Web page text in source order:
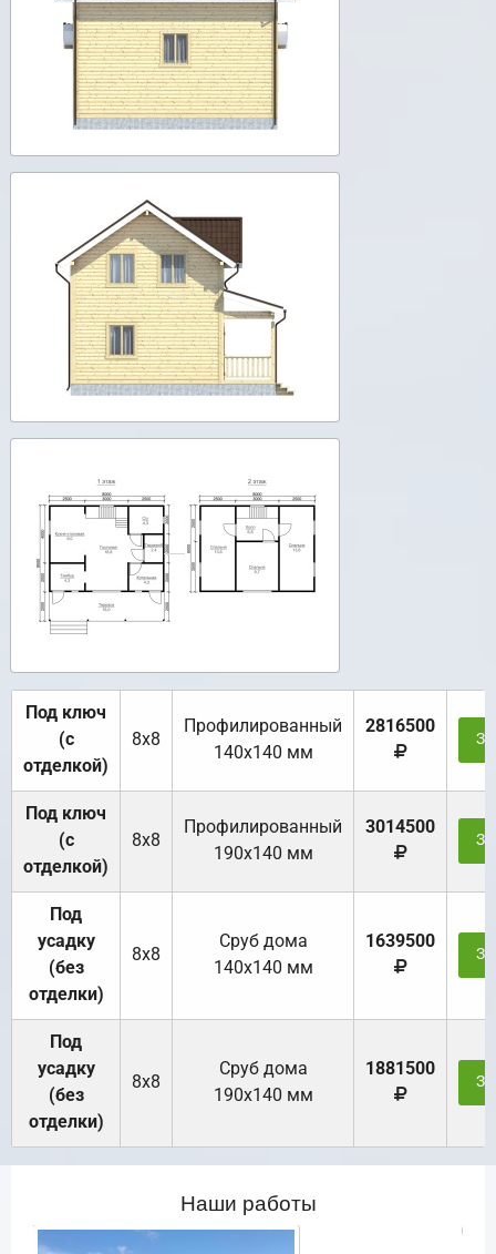
Под ключ
(с
отделкой)
8х8
Профилированный
140х140 мм
2816500
Под ключ
(с
отделкой)
8х8
Профилированный
190х140 мм
3014500
Под
усадку
(без
отделки)
8х8
Cруб дома
140х140 мм
1639500
Под
усадку
(без
отделки)
8х8
Cруб дома
190х140 мм
1881500
Наши работы